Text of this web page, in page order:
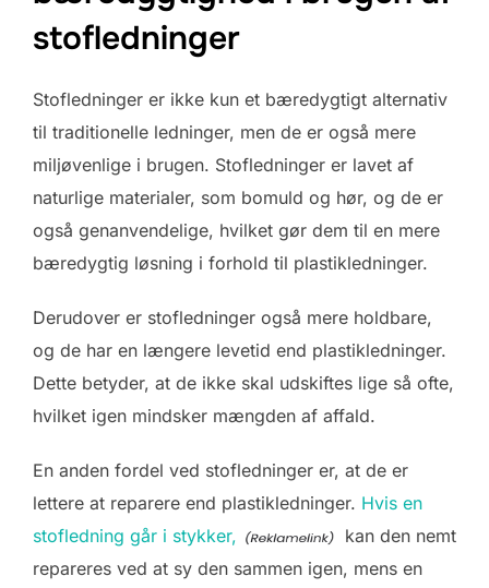
stofledninger
Stofledninger er ikke kun et bæredygtigt alternativ
til traditionelle ledninger, men de er også mere
miljøvenlige i brugen. Stofledninger er lavet af
naturlige materialer, som bomuld og hør, og de er
også genanvendelige, hvilket gør dem til en mere
bæredygtig løsning i forhold til plastikledninger.
Derudover er stofledninger også mere holdbare,
og de har en længere levetid end plastikledninger.
Dette betyder, at de ikke skal udskiftes lige så ofte,
hvilket igen mindsker mængden af affald.
En anden fordel ved stofledninger er, at de er
lettere at reparere end plastikledninger. Hvis en
stofledning går i stykker,
kan den nemt
repareres ved at sy den sammen igen, mens en